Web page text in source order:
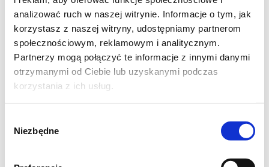
analizować ruch w naszej witrynie. Informacje o tym, jak
korzystasz z naszej witryny, udostępniamy partnerom
społecznościowym, reklamowym i analitycznym.
Partnerzy mogą połączyć te informacje z innymi danymi
otrzymanymi od Ciebie lub uzyskanymi podczas
korzystania z ich usług.
zgody
Niezbędne